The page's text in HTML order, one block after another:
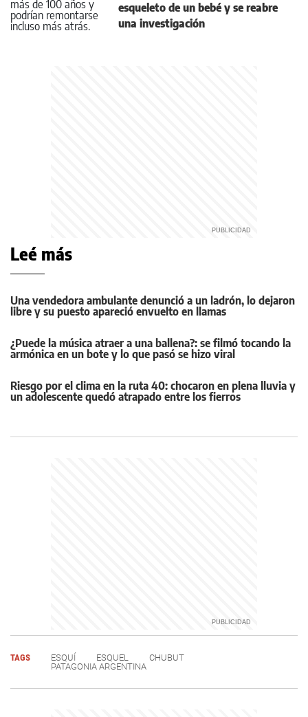
esqueleto de un bebé y se reabre
una investigación
Leé más
Una vendedora ambulante denunció a un ladrón, lo dejaron
libre y su puesto apareció envuelto en llamas
¿Puede la música atraer a una ballena?: se filmó tocando la
armónica en un bote y lo que pasó se hizo viral
Riesgo por el clima en la ruta 40: chocaron en plena lluvia y
un adolescente quedó atrapado entre los fierros
TAGS ESQUÍ ESQUEL
CHUBUT
PATAGONIA ARGENTINA